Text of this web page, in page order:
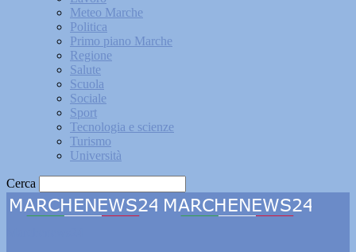
Meteo Marche
Politica
Primo piano Marche
Regione
Salute
Scuola
Sociale
Sport
Tecnologia e scienze
Turismo
Università
Cerca